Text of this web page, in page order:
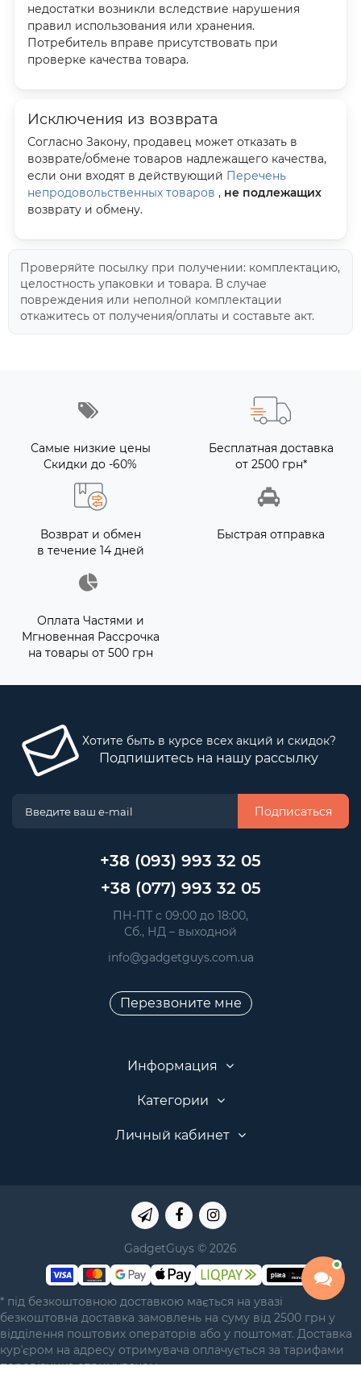
недостатки возникли вследствие нарушения
правил использования или хранения.
Потребитель вправе присутствовать при
проверке качества товара.
Исключения из возврата
Согласно Закону, продавец может отказать в
возврате/обмене товаров надлежащего качества,
если они входят в действующий Перечень
непродовольственных товаров , не подлежащих
возврату и обмену.
Проверяйте посылку при получении: комплектацию,
целостность упаковки и товара. В случае
повреждения или неполной комплектации
откажитесь от получения/оплаты и составьте акт.
Самые низкие цены
Скидки до -60%
Бесплатная доставка
от 2500 грн*
Возврат и обмен
в течение 14 дней
Быстрая отправка
Оплата Частями и
Мгновенная Рассрочка
на товары от 500 грн
Хотите быть в курсе всех акций и скидок?
Подпишитесь на нашу рассылку
Подписаться
+38 (093) 993 32 05
+38 (077) 993 32 05
ПН-ПТ с 09:00 до 18:00,
Сб., НД – выходной
info@gadgetguys.com.ua
Перезвоните мне
Информация
Категории
Личный кабинет
GadgetGuys © 2026
* під безкоштовною доставкою мається на увазі
безкоштовна доставка замовлень на суму від 2500 грн у
відділення поштових операторів або у поштомат. Доставка
курʼєром на адресу отримувача оплачується за тарифами
перевізника отримувачем.